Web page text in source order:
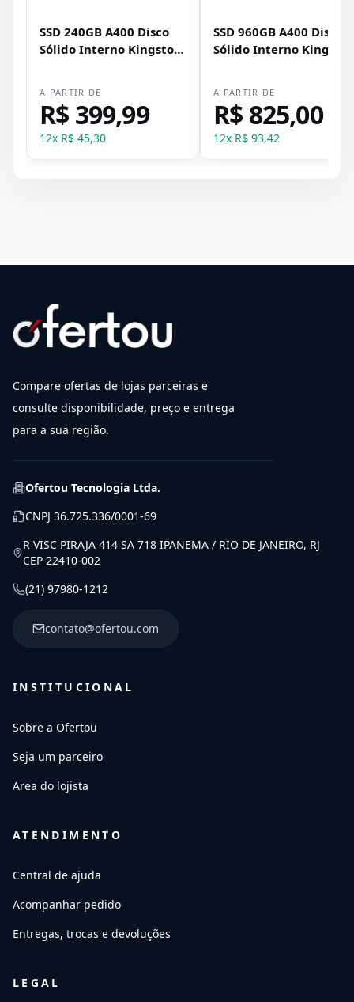
SSD 240GB A400 Disco
Sólido Interno Kingston
A PARTIR DE
R$ 399,99
12x R$ 45,30
SSD 960GB A400 Disco
Sólido Interno
A PARTIR DE
R$ 825,00
12x R$ 93,42
Compare ofertas de lojas parceiras e
consulte disponibilidade, preço e entrega
para a sua região.
Ofertou Tecnologia Ltda.
CNPJ 36.725.336/0001-69
R VISC PIRAJA 414 SA 718 IPANEMA / RIO DE JANEIRO, RJ
CEP 22410-002
(21) 97980-1212
contato@ofertou.com
INSTITUCIONAL
Sobre a Ofertou
Seja um parceiro
Area do lojista
ATENDIMENTO
Central de ajuda
Acompanhar pedido
Entregas, trocas e devoluções
LEGAL